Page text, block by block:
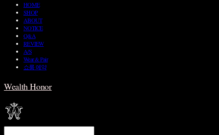
HOME
SHOP
ABOUT
NOTICE
Q&A
REVIEW
A/S
Wear & Pair
쇼룸 예약
Wealth Honor